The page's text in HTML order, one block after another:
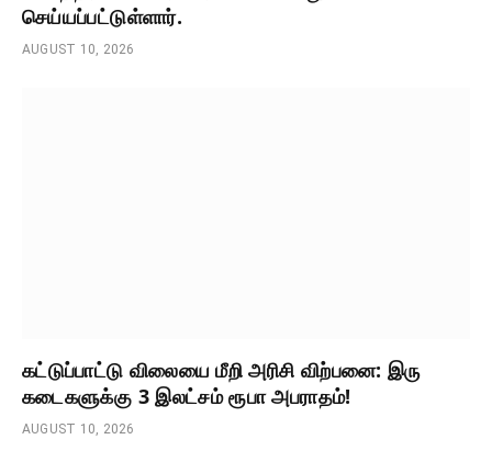
செய்யப்பட்டுள்ளார்.
AUGUST 10, 2026
கட்டுப்பாட்டு விலையை மீறி அரிசி விற்பனை: இரு
கடைகளுக்கு 3 இலட்சம் ரூபா அபராதம்!
AUGUST 10, 2026